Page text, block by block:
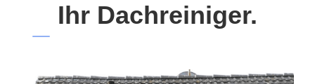
Ihr Dachreiniger.